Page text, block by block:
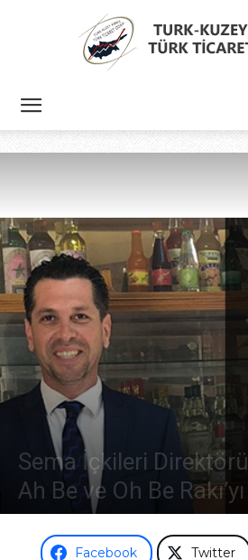
Türk
Ticaret
Odası
Sema İçkileri
Ah Be ve Oh Be
26 Mayıs 2018
Facebook Twitter